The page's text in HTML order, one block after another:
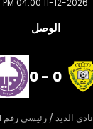
الوصل
0 - 0
نادي الذيد / رئيسي رقم 1